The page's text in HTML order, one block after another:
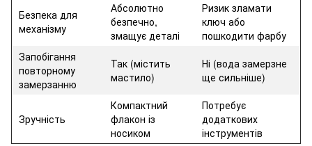
Безпека для
механізму
Абсолютно
безпечно,
змащує деталі
Ризик зламати
ключ або
пошкодити фарбу
Запобігання
повторному
замерзанню
Так (містить
мастило)
Ні (вода замерзне
ще сильніше)
Зручність
Компактний
флакон із
носиком
Потребує
додаткових
інструментів